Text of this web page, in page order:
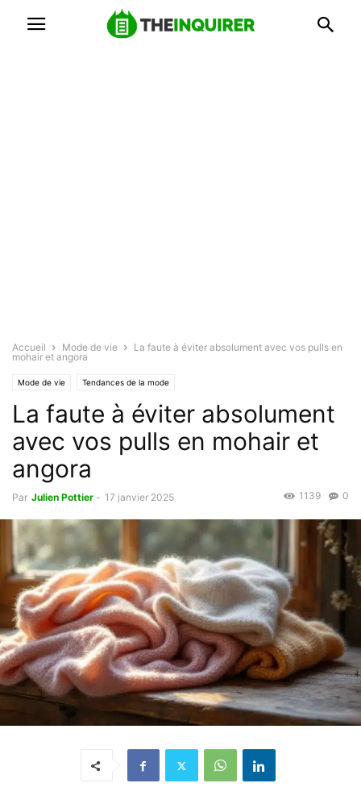
Accueil Mode de vie
La faute à éviter absolument avec vos pulls en
mohair et angora
Mode de vie Tendances de la mode
La faute à éviter absolument
avec vos pulls en mohair et
angora
Par Julien Pottier - 17 janvier 2025 0
1139